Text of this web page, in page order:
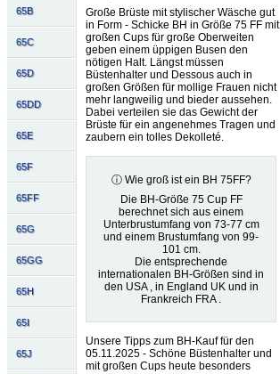
65B
65C
65D
65DD
65E
65F
65FF
65G
65GG
65H
65I
65J
Große Brüste mit stylischer Wäsche gut
in Form - Schicke BH in Größe 75 FF mit
großen Cups für große Oberweiten
geben einem üppigen Busen den
nötigen Halt. Längst müssen
Büstenhalter und Dessous auch in
großen Größen für mollige Frauen nicht
mehr langweilig und bieder aussehen.
Dabei verteilen sie das Gewicht der
Brüste für ein angenehmes Tragen und
zaubern ein tolles Dekolleté.
ⓘ Wie groß ist ein BH 75FF?
Die BH-Größe 75 Cup FF
berechnet sich aus einem
Unterbrustumfang von 73-77 cm
und einem Brustumfang von 99-
101 cm.
Die entsprechende
internationalen BH-Größen sind in
den USA , in England UK und in
Frankreich FRA .
Unsere Tipps zum BH-Kauf für den
05.11.2025 - Schöne Büstenhalter und
mit großen Cups heute besonders